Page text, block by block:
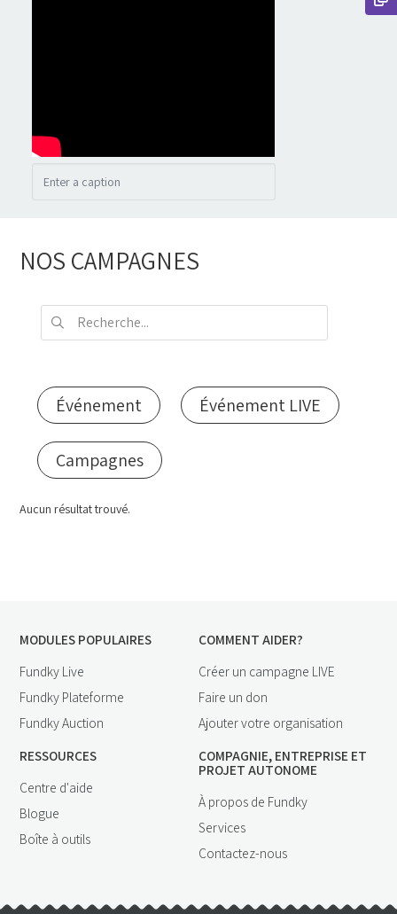
NOS CAMPAGNES
Événement Événement LIVE
Campagnes
Aucun résultat trouvé.
MODULES POPULAIRES
Fundky Live
Fundky Plateforme
Fundky Auction
COMMENT AIDER?
Créer un campagne LIVE
Faire un don
Ajouter votre organisation
RESSOURCES
Centre d'aide
Blogue
Boîte à outils
COMPAGNIE, ENTREPRISE ET
PROJET AUTONOME
À propos de Fundky
Services
Contactez-nous